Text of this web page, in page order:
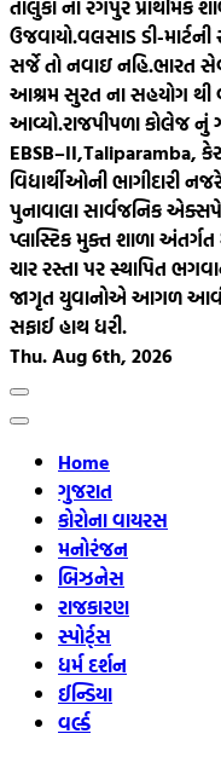
તાલુકા ના રંગપુર પ્રાથમિક
ઉજવાયો.વલસાડ ડી-
સર્જે તો નવાઇ નહિ.ભારત
આશ્રમ સુરત ના સહયોગ થી
આવ્યો.રાજપીપળા કોલેજ નું
EBSB–II,Taliparamba,
વિદ્યાર્થીઓની ભાગીદારી
પુનાવાલા સાર્વજનિક
પ્લાસ્ટિક મુક્ત શાળા અંતર્ગત
ચાર રસ્તા પર સ્થાપિત
જાગૃત યુવાનોએ આગળ આવીને
સફાઈ હાથ ધરી.
Thu. Aug 6th, 2026
Home
ગુજરાત
કોરોના વાયરસ
મનોરંજન
બિઝનેસ
રાજકારણ
સ્પોર્ટ્સ
ધર્મ દર્શન
ઈન્ડિયા
વર્લ્ડ